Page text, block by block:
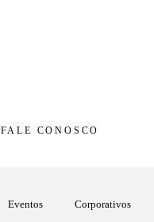
FALE CONOSCO
Eventos Corporativos